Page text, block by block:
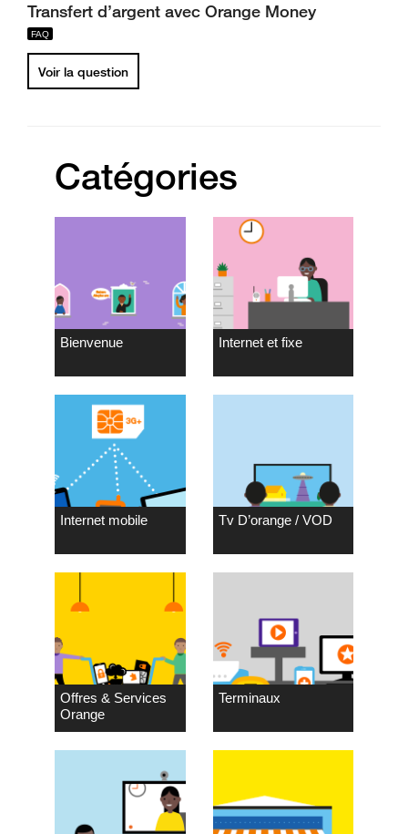
Transfert d’argent avec Orange Money
Voir la question
Catégories
Bienvenue Internet et fixe
Internet mobile Tv D’orange / VOD
Offres & Services
Orange
Terminaux